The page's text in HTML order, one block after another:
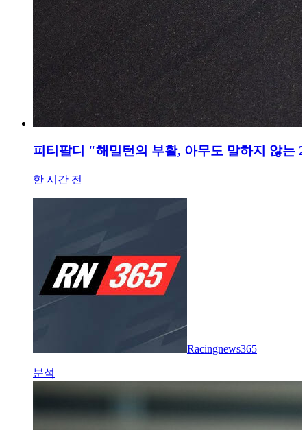
피티팔디 "해밀턴의 부활, 아무도 말하지 않는
한 시간 전
Racingnews365
분석